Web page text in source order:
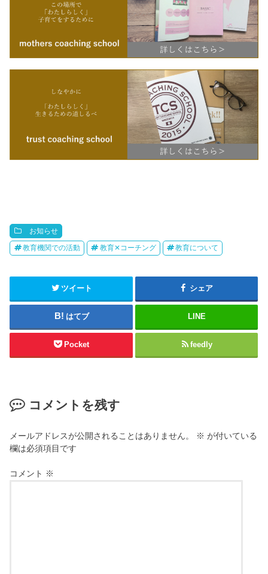
お知らせ
教育機関での活動 教育✕コーチング 教育について
ツイート シェア
はてブ LINE
Pocket feedly
コメントを残す
メールアドレスが公開されることはありません。 ※ が付いている
欄は必須項目です
コメント ※